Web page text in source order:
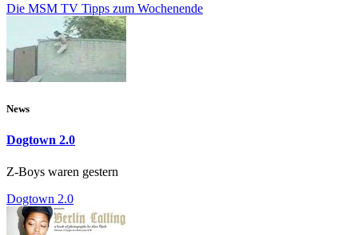
Die MSM TV Tipps zum Wochenende
News
Dogtown 2.0
Z-Boys waren gestern
Dogtown 2.0